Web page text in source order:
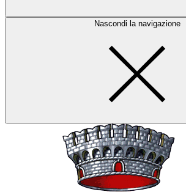
Nascondi la navigazione